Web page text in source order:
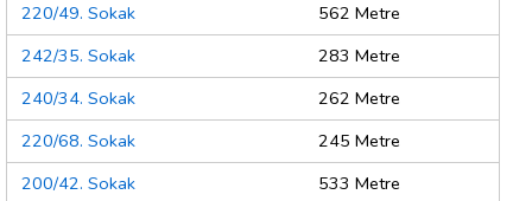
220/49. Sokak
562 Metre
242/35. Sokak
283 Metre
240/34. Sokak
262 Metre
220/68. Sokak
245 Metre
200/42. Sokak
533 Metre